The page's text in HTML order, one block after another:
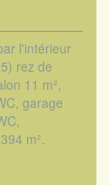
l'intérieur
rez de
11 m²,
garage
m².